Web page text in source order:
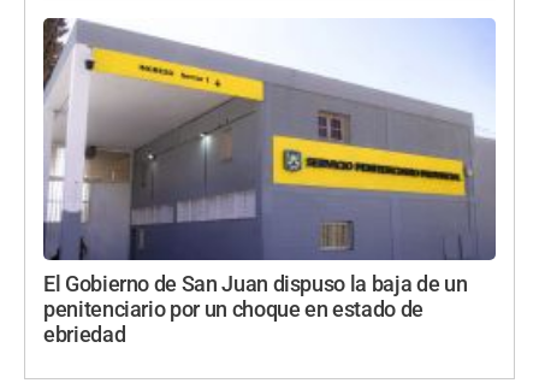
El Gobierno de San Juan dispuso la baja de un
penitenciario por un choque en estado de
ebriedad